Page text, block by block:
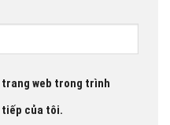
trang web trong trình
tiếp của tôi.